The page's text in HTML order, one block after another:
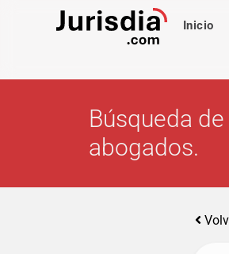
Inicio
Búsqueda de
abogados.